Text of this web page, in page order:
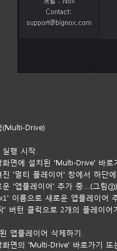
(Multi-Drive)
행 시작.
화면에 설치된 'Multi-Drive' 바
진 '멀티 플레이어' 창에서 하단
운 '앱플레이어' 추가 중....(그림②)
이름으로 새로운 앱플레이어
' 버턴 클릭으로 2개의 플레이
앱플레이어 삭제하기.
화면의 'Multi-Drive' 바로가기